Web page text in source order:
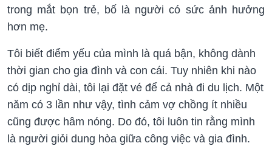
trong mắt bọn trẻ, bố là người có sức ảnh hưởng
hơn mẹ.
Tôi biết điểm yếu của mình là quá bận, không dành
thời gian cho gia đình và con cái. Tuy nhiên khi nào
có dịp nghỉ dài, tôi lại đặt vé để cả nhà đi du lịch. Một
năm có 3 lần như vậy, tình cảm vợ chồng ít nhiều
cũng được hâm nóng. Do đó, tôi luôn tin rằng mình
là người giỏi dung hòa giữa công việc và gia đình.